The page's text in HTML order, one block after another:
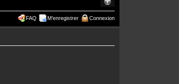
FAQ M’enregistrer Connexion